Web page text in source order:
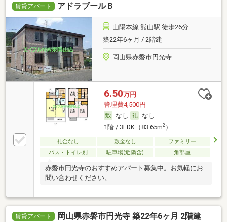
賃貸アパート アドラブールＢ
山陽本線 熊山駅 徒歩26分
築22年6ヶ月 / 2階建
岡山県赤磐市円光寺
6.50万円
管理費4,500円
なし
なし
1階 / 3LDK（83.65m2）
礼金なし 敷金なし
ファミリー
バス・トイレ別
駐車場(近隣含) 角部屋
赤磐市円光寺のおすすめアパート募集中。お気軽にお
問い合わせください。
賃貸アパート 岡山県赤磐市円光寺 築22年6ヶ月 2階建